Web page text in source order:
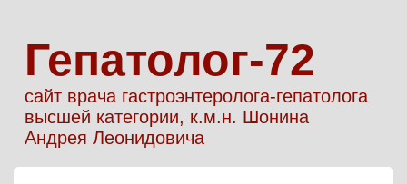
Гепатолог-72
сайт врача гастроэнтеролога-гепатолога
высшей категории, к.м.н. Шонина
Андрея Леонидовича